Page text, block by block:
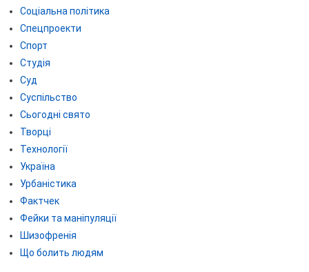
Соціальна політика
Спецпроекти
Спорт
Студія
Суд
Суспільство
Сьогодні свято
Творці
Технології
Україна
Урбаністика
Фактчек
Фейки та маніпуляції
Шизофренія
Що болить людям